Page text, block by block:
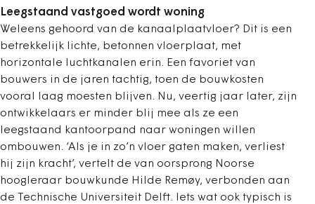
Leegstaand vastgoed wordt woning
Weleens gehoord van de kanaalplaatvloer? Dit is een
betrekkelijk lichte, betonnen vloerplaat, met
horizontale luchtkanalen erin. Een favoriet van
bouwers in de jaren tachtig, toen de bouwkosten
vooral laag moesten blijven. Nu, veertig jaar later, zijn
ontwikkelaars er minder blij mee als ze een
leegstaand kantoorpand naar woningen willen
ombouwen. ‘Als je in zo’n vloer gaten maken, verliest
hij zijn kracht’, vertelt de van oorsprong Noorse
hoogleraar bouwkunde Hilde Remøy, verbonden aan
de Technische Universiteit Delft. Iets wat ook typisch is